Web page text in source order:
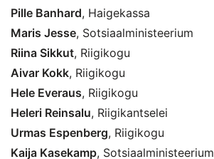
Pille Banhard, Haigekassa
Maris Jesse, Sotsiaalministeerium
Riina Sikkut, Riigikogu
Aivar Kokk, Riigikogu
Hele Everaus, Riigikogu
Heleri Reinsalu, Riigikantselei
Urmas Espenberg, Riigikogu
Kaija Kasekamp, Sotsiaalministeerium